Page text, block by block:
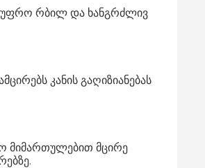
უფრო რბილ და ხანგრძლივ
კანის გაღიზიანებას
მიმართულებით მცირე